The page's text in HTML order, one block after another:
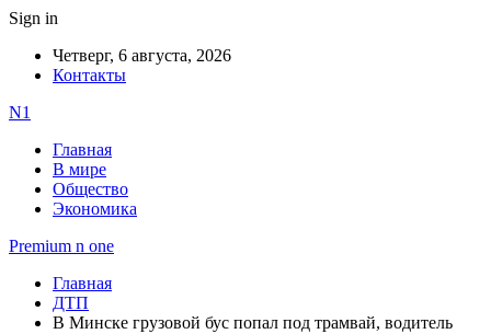
Sign in
Четверг, 6 августа, 2026
Контакты
N1
Главная
В мире
Общество
Экономика
Premium n one
Главная
ДТП
В Минске грузовой бус попал под трамвай, водитель